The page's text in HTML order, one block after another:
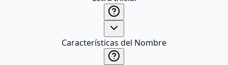
Características del Nombre